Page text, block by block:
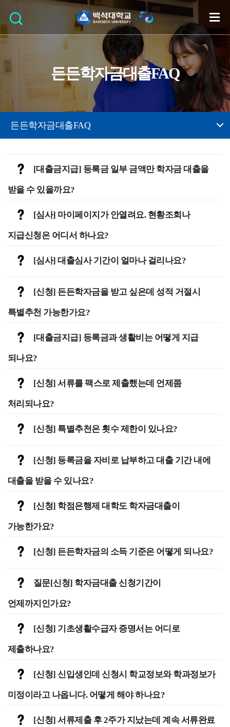
든든학자금대출FAQ
든든학자금대출FAQ
[대출금지급] 등록금 일부 금액만 학자금 대출을
받을 수 있을까요?
[심사] 마이페이지가 안열려요. 현황조회나
지급신청은 어디서 하나요?
[심사] 대출심사 기간이 얼마나 걸리나요?
[신청] 든든학자금을 받고 싶은데 성적 거절시
특별추천 가능한가요?
[대출금지급] 등록금과 생활비는 어떻게 지급
되나요?
[신청] 서류를 팩스로 제출했는데 언제쯤
처리되나요?
[신청] 특별추천은 횟수 제한이 있나요?
[신청] 등록금을 자비로 납부하고 대출 기간 내에
대출을 받을 수 있나요?
[신청] 학점은행제 대학도 학자금대출이
가능한가요?
[신청] 든든학자금의 소득 기준은 어떻게 되나요?
질문[신청] 학자금대출 신청기간이
언제까지인가요?
[신청] 기초생활수급자 증명서는 어디로
제출하나요?
[신청] 신입생인데 신청시 학교정보와 학과정보가
미정이라고 나옵니다. 어떻게 해야 하나요?
[신청] 서류제출 후 2주가 지났는데 계속 서류완료